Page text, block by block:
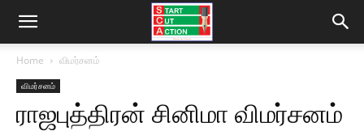
Home விமர்சனம்
விமர்சனம்
ராஜபுத்திரன் சினிமா விமர்சனம்